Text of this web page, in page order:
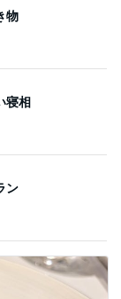
物
寝相
ン